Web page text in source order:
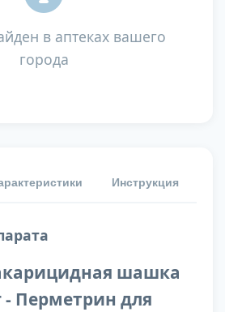
в аптеках вашего
города
Инструкция
шашка
- Перметрин для